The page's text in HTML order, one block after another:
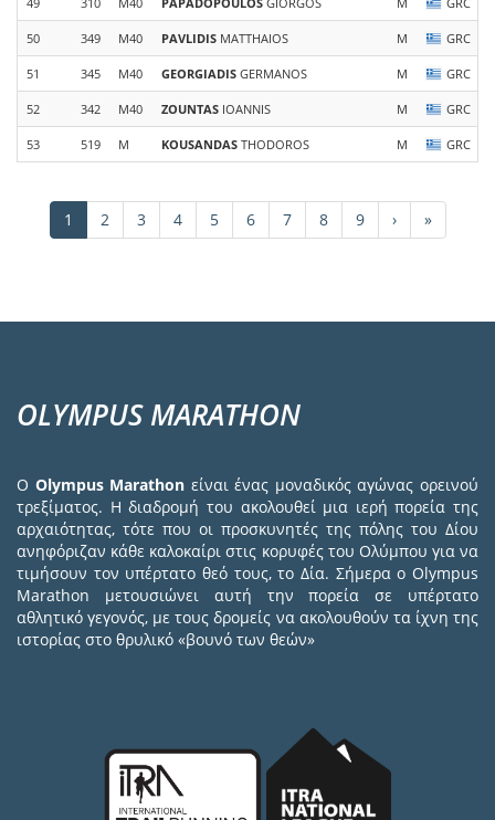
50 349 M40 PAVLIDIS MATTHAIOS M GRC
51 345 M40 GEORGIADIS GERMANOS M GRC
52 342 M40 ZOUNTAS IOANNIS M GRC
53 519 M KOUSANDAS THODOROS M GRC
Σελιδοποίηση
Τρέχουσα
σελίδα
1 Σελίδα
2 Σελίδα
3 Σελίδα
4 Σελίδα
5 Σελίδα
6 Σελίδα
7 Σελίδα
8 Σελίδα
9
Next
page
›
Last
page
»
OLYMPUS MARATHON
Ο Olympus Marathon είναι ένας μοναδικός αγώνας ορεινού
τρεξίματος. Η διαδρομή του ακολουθεί μια ιερή πορεία της
αρχαιότητας, τότε που οι προσκυνητές της πόλης του Δίου
ανηφόριζαν κάθε καλοκαίρι στις κορυφές του Ολύμπου για να
τιμήσουν τον υπέρτατο θεό τους, το Δία. Σήμερα ο Olympus
Marathon μετουσιώνει αυτή την πορεία σε υπέρτατο
αθλητικό γεγονός, με τους δρομείς να ακολουθούν τα ίχνη της
ιστορίας στο θρυλικό «βουνό των θεών»